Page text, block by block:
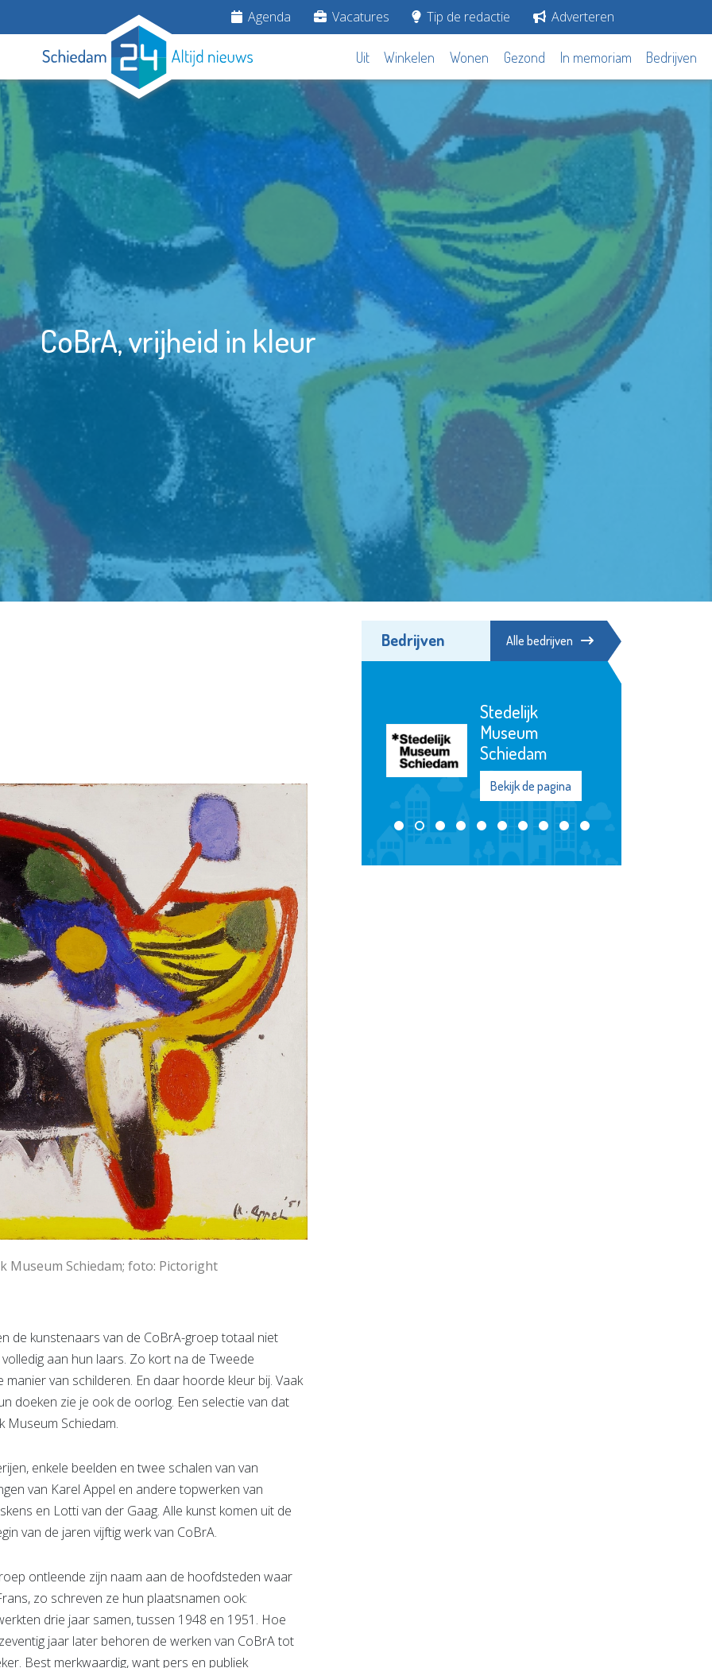
Agenda Vacatures Tip de redactie Adverteren
Uit Winkelen Wonen Gezond In memoriam Bedrijven
CoBrA, vrijheid in kleur
Museum Schiedam; foto: Pictoright
de kunstenaars van de CoBrA-groep totaal niet
aan hun laars. Zo kort na de Tweede
van schilderen. En daar hoorde kleur bij. Vaak
doeken zie je ook de oorlog. Een selectie van dat
Museum Schiedam.
enkele beelden en twee schalen van van
van Karel Appel en andere topwerken van
en Lotti van der Gaag. Alle kunst komen uit de
van de jaren vijftig werk van CoBrA.
ontleende zijn naam aan de hoofdsteden waar
zo schreven ze hun plaatsnamen ook:
drie jaar samen, tussen 1948 en 1951. Hoe
jaar later behoren de werken van CoBrA tot
Best merkwaardig, want pers en publiek
Bedrijven Alle bedrijven
and
Park
Bekijk de pagina
Stichting
Elckerlyc